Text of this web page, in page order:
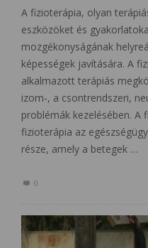
A fizioterápia, olyan
eszközöket és
mozgékonyságának
képességek javítására. A
alkalmazott terápiás
izom-, a csontrendszeri,
problémák kezelésében. A
fizioterápia az
része, amely a betegek …
0